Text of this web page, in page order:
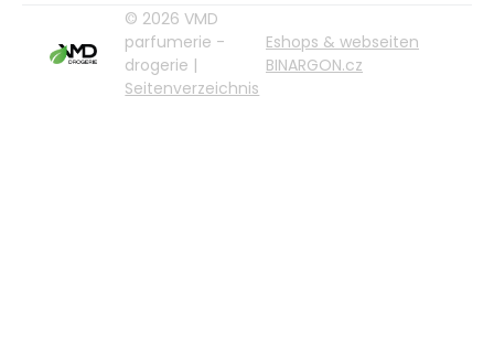
© 2026 VMD
parfumerie -
drogerie |
Seitenverzeichnis
Eshops & webseiten
BINARGON.cz